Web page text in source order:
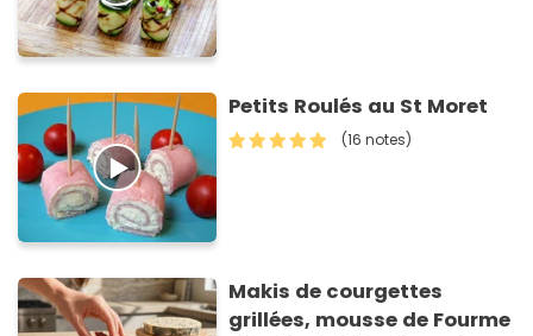
Petits Roulés au St Moret
(16 notes)
Makis de courgettes
grillées, mousse de Fourme